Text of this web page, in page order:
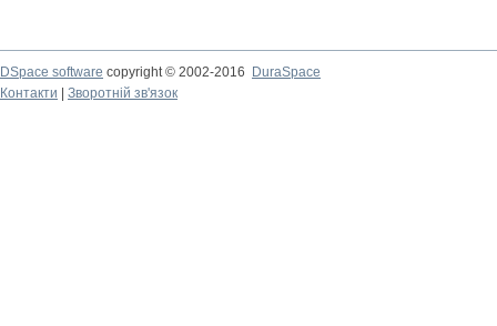
DSpace software copyright © 2002-2016
DuraSpace
Контакти
Зворотній зв'язок